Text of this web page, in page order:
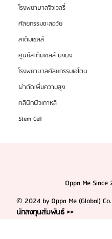
โรงพยาบาลจิวเวลรี่
ศัลยกรรมชะลอวัย
สเต็มเซลล์
ศูนย์สเต็มเซลล์ บงบง
โรงพยาบาลศัลยกรรมเอโตน
ผ่าตัดเพิ่มความสูง
คลินิกผิวเกาหลี
Stem Cell
เชี่ยวชาญศัลยกรรมตา
Oppa Me Since
© 2024 by Oppa Me (Global)
นักลงทุนสัมพันธ์ >>